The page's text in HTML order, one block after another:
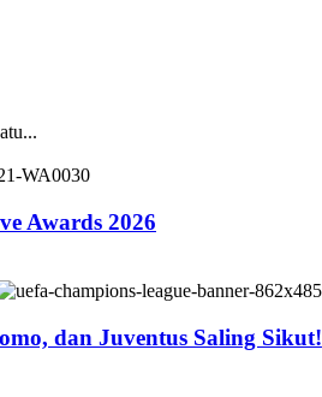
Awards 2026
dan Juventus Saling Sikut!